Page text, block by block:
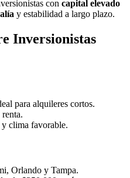
con capital elevado
y estabilidad a largo plazo.
Inversionistas
para alquileres cortos.
clima favorable.
Orlando y Tampa.